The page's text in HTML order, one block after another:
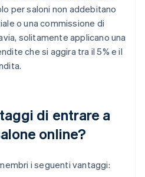
per saloni non addebitano
o una commissione di
solitamente applicano una
che si aggira tra il 5% e il
di entrare a
online?
i seguenti vantaggi: